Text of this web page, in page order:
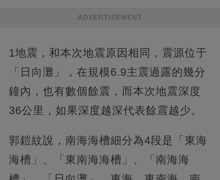
ADVERTISEMENT
1地震，和本次地震原因相同，震源位于
「日向灘」，在規模6.9主震過露的幾分
鐘內，也有數個餘震，而本次地震深度
36公里，如果深度越深代表餘震越少。
郭鎧紋說，南海海槽細分為4段是「東海
海槽」、「東南海海槽」、「南海海